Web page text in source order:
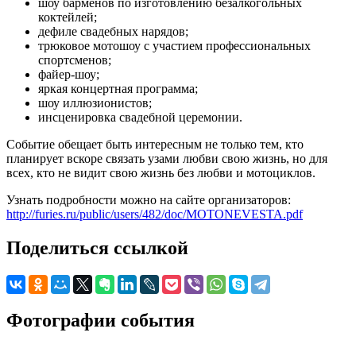
шоу барменов по изготовлению безалкогольных
коктейлей;
дефиле свадебных нарядов;
трюковое мотошоу с участием профессиональных
спортсменов;
файер-шоу;
яркая концертная программа;
шоу иллюзионистов;
инсценировка свадебной церемонии.
Событие обещает быть интересным не только тем, кто
планирует вскоре связать узами любви свою жизнь, но для
всех, кто не видит свою жизнь без любви и мотоциклов.
Узнать подробности можно на сайте организаторов:
http://furies.ru/public/users/482/doc/MOTONEVESTA.pdf
Поделиться ссылкой
Фотографии события